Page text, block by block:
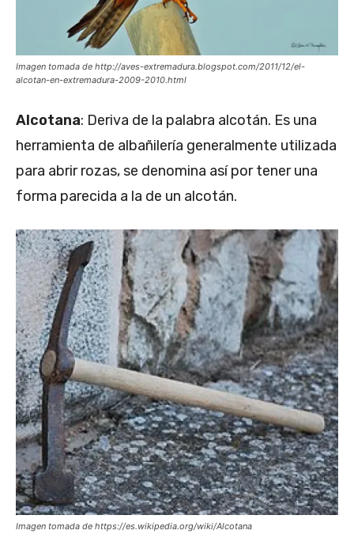
Imagen tomada de http://aves-extremadura.blogspot.com/2011/12/el-
alcotan-en-extremadura-2009-2010.html
Alcotana: Deriva de la palabra alcotán. Es una
herramienta de albañilería generalmente utilizada
para abrir rozas, se denomina así por tener una
forma parecida a la de un alcotán.
Imagen tomada de https://es.wikipedia.org/wiki/Alcotana